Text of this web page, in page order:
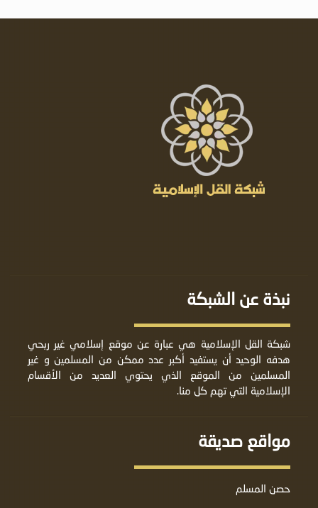
نبذة عن الشبكة
شبكة القل الإسلامية هي عبارة عن موقع إسلامي غير ربحي
هدفه الوحيد أن يستفيد أكبر عدد ممكن من المسلمين و غير
المسلمين من الموقع الذي يحتوي العديد من الأقسام
الإسلامية التي تهم كل منا.
مواقع صديقة
حصن المسلم